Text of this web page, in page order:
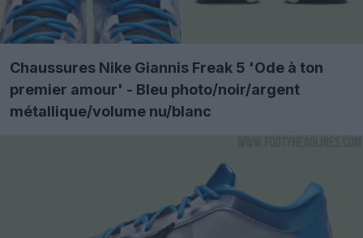
Chaussures Nike Giannis Freak 5 'Ode à ton
premier amour' - Bleu photo/noir/argent
métallique/volume nu/blanc